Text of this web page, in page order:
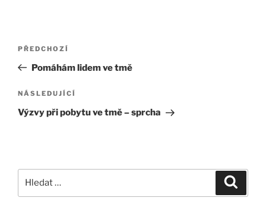
Navigace
příspěvek
Předchozí
příspěvek
PŘEDCHOZÍ
Pomáhám lidem ve tmě
Následující
příspěvek
NÁSLEDUJÍCÍ
Výzvy při pobytu ve tmě – sprcha